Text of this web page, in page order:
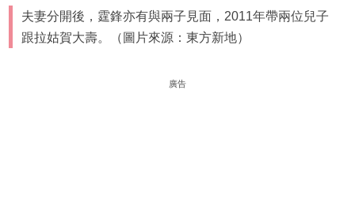
夫妻分開後，霆鋒亦有與兩子見面，2011年帶兩位兒子
跟拉姑賀大壽。（圖片來源：東方新地）
廣告